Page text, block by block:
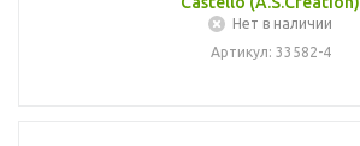
Нет в наличии
Артикул: 33582-4